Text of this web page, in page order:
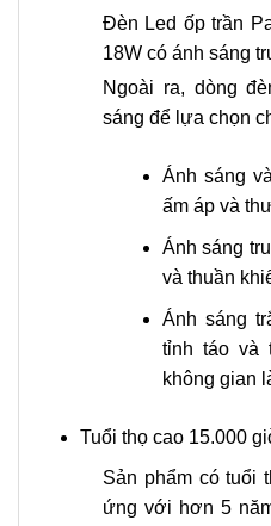
Đèn Led ốp trần
18W có ánh sáng
Ngoài ra, dòng
sáng để lựa chọn
Ánh sáng
ấm áp và
Ánh sáng
và thuần
Ánh sáng
tỉnh táo và
không gian
Tuổi thọ cao 15.000
Sản phẩm có tuổi
ứng với hơn 5